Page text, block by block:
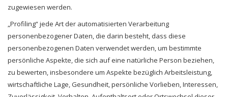
zugewiesen werden.
„Profiling“ jede Art der automatisierten Verarbeitung
personenbezogener Daten, die darin besteht, dass diese
personenbezogenen Daten verwendet werden, um bestimmte
persönliche Aspekte, die sich auf eine natürliche Person beziehen,
zu bewerten, insbesondere um Aspekte bezüglich Arbeitsleistung,
wirtschaftliche Lage, Gesundheit, persönliche Vorlieben, Interessen,